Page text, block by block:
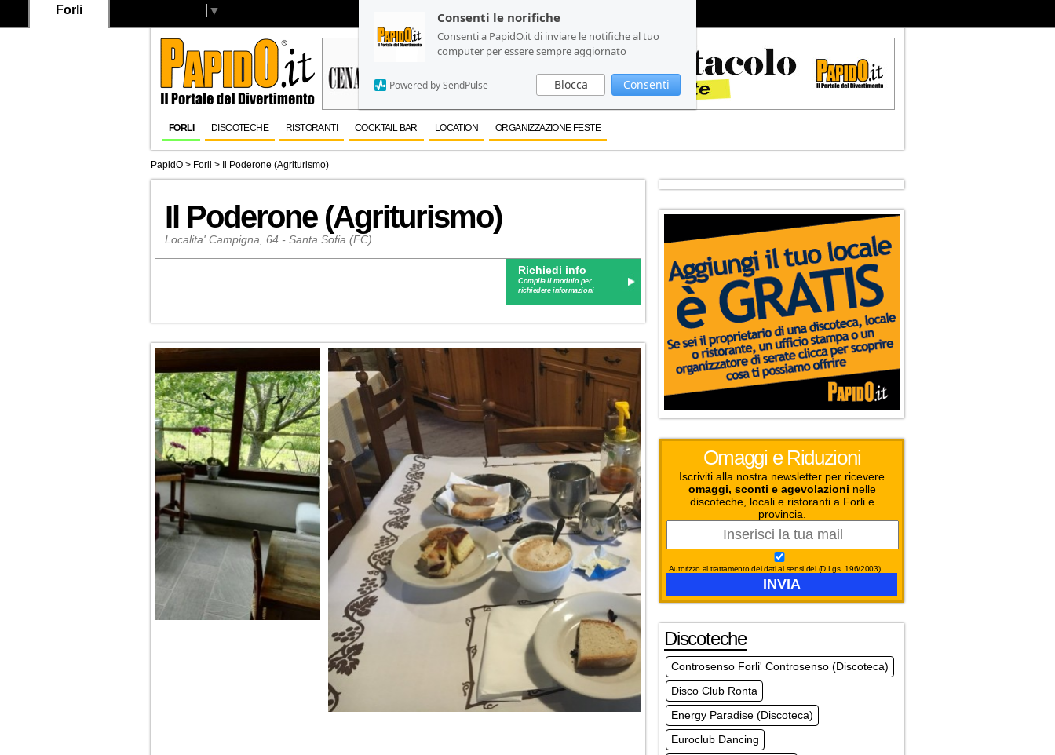
Consenti le norifiche
Consenti a PapidO.it di inviare le notifiche al tuo
computer per essere sempre aggiornato
Blocca Consenti
Powered by SendPulse
Consenti le norifiche
Consenti a PapidO.it di inviare le notifiche al tuo
computer per essere sempre aggiornato
Blocca Consenti
Powered by SendPulse
Forli ▼
FORLI DISCOTECHE RISTORANTI COCKTAIL BAR LOCATION ORGANIZZAZIONE FESTE
PapidO > Forli > Il Poderone (Agriturismo)
Il Poderone (Agriturismo)
Localita' Campigna, 64 - Santa Sofia (FC)
Richiedi info
Compila il modulo per
richiedere informazioni
Omaggi e Riduzioni
Iscriviti alla nostra newsletter per ricevere
omaggi, sconti e agevolazioni nelle
discoteche, locali e ristoranti a Forli e
provincia.
Autorizzo al trattamento dei dati ai sensi del (D.Lgs. 196/2003)
Discoteche
Controsenso Forli' Controsenso (Discoteca)
Disco Club Ronta
Energy Paradise (Discoteca)
Euroclub Dancing